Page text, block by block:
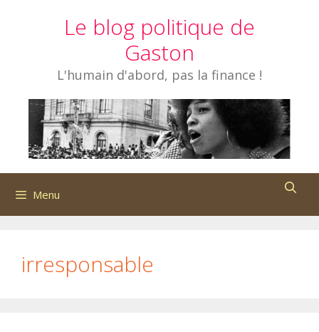
Le blog politique de
Gaston
L'humain d'abord, pas la finance !
Menu
irresponsable